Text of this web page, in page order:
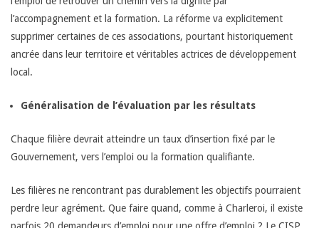
l’accompagnement et la formation. La réforme va explicitement
supprimer certaines de ces associations, pourtant historiquement
ancrée dans leur territoire et véritables actrices de développement
local.
Généralisation de l’évaluation par les résultats
Chaque filière devrait atteindre un taux d’insertion fixé par le
Gouvernement, vers l’emploi ou la formation qualifiante.
Les filières ne rencontrant pas durablement les objectifs pourraient
perdre leur agrément. Que faire quand, comme à Charleroi, il existe